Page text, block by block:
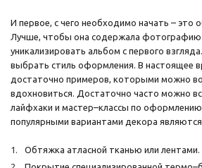
И первое, с чего необходимо начать – это
Лучше, чтобы она содержала
уникализировать альбом с первого
выбрать стиль оформления. В настоящее
достаточно примеров, которыми можно
вдохновиться. Достаточно часто можно
лайфхаки и мастер–классы по
популярными вариантами декора
Обтяжка атласной тканью или лентами.